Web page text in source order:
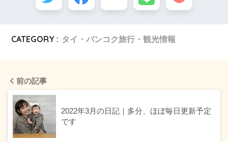
CATEGORY : タイ・バンコク旅行・観光情報
前の記事
2022年3月の日記｜多分、ほぼ毎日更新予定
です